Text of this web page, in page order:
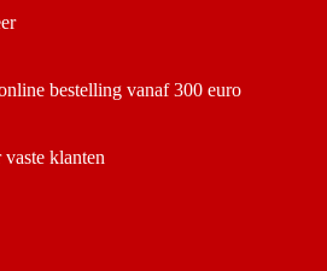
bestelling vanaf 300 euro
klanten